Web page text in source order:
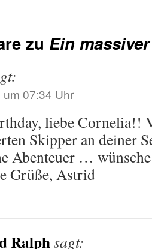
zu Ein
07:34 Uhr
liebe Cornelia!!
Skipper an deiner
Abenteuer …
Grüße, Astrid
Ralphsagt: